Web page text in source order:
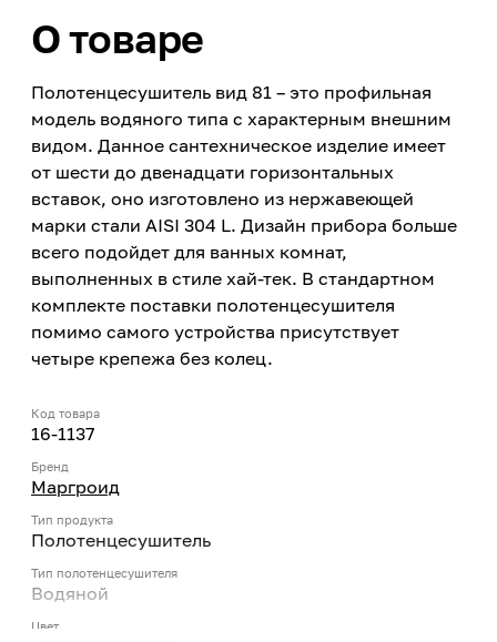
О товаре
Полотенцесушитель вид 81 – это профильная
модель водяного типа с характерным внешним
видом. Данное сантехническое изделие имеет
от шести до двенадцати горизонтальных
вставок, оно изготовлено из нержавеющей
марки стали AISI 304 L. Дизайн прибора больше
всего подойдет для ванных комнат,
выполненных в стиле хай-тек. В стандартном
комплекте поставки полотенцесушителя
помимо самого устройства присутствует
четыре крепежа без колец.
Код товара
16-1137
Бренд
Маргроид
Тип продукта
Полотенцесушитель
Тип полотенцесушителя
Водяной
Цвет